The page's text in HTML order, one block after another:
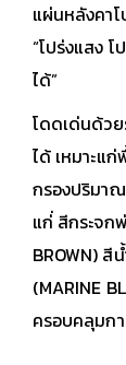
แผ่นหลังคา
“โปร่งแสง
ได้”
โดดเด่นด้ว
ได้ เหมาะแ
กรองปริมา
แก่่ สีกระจก
BROWN) สี
(MARINE
ครอบคลุมกา